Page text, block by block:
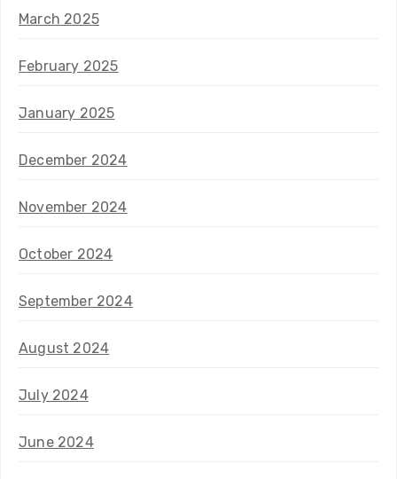
March 2025
February 2025
January 2025
December 2024
November 2024
October 2024
September 2024
August 2024
July 2024
June 2024